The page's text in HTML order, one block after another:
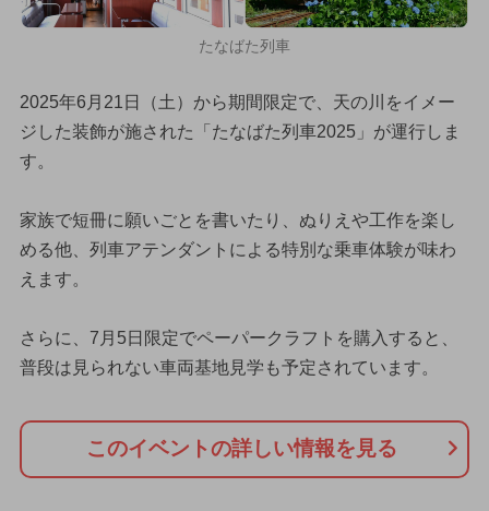
たなばた列車
2025年6月21日（土）から期間限定で、天の川をイメー
ジした装飾が施された「たなばた列車2025」が運行しま
す。
家族で短冊に願いごとを書いたり、ぬりえや工作を楽し
める他、列車アテンダントによる特別な乗車体験が味わ
えます。
さらに、7月5日限定でペーパークラフトを購入すると、
普段は見られない車両基地見学も予定されています。
このイベントの詳しい情報を見る